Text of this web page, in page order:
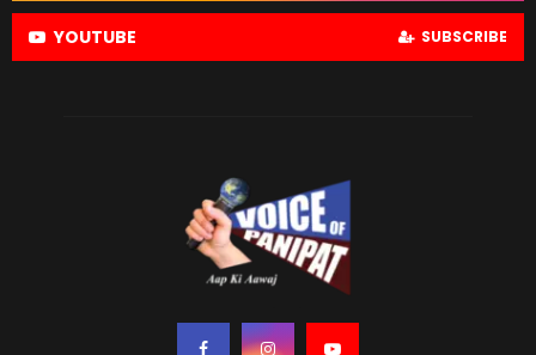
YOUTUBE SUBSCRIBE